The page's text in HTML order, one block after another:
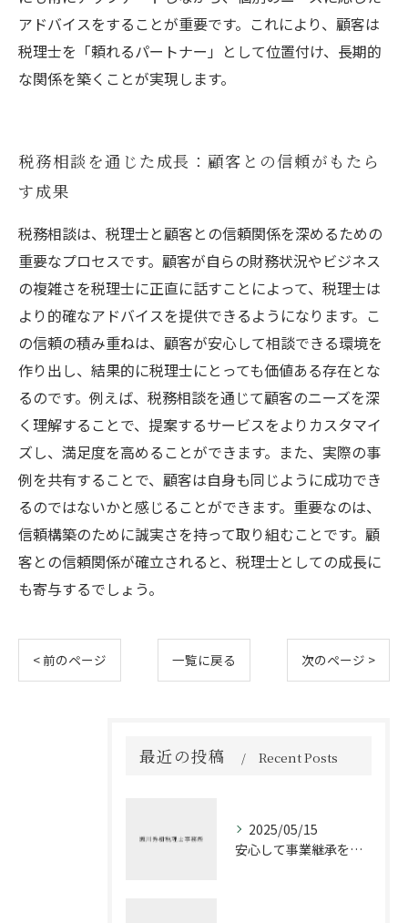
アドバイスをすることが重要です。これにより、顧客は
税理士を「頼れるパートナー」として位置付け、長期的
な関係を築くことが実現します。
税務相談を通じた成長：顧客との信頼がもたら
す成果
税務相談は、税理士と顧客との信頼関係を深めるための
重要なプロセスです。顧客が自らの財務状況やビジネス
の複雑さを税理士に正直に話すことによって、税理士は
より的確なアドバイスを提供できるようになります。こ
の信頼の積み重ねは、顧客が安心して相談できる環境を
作り出し、結果的に税理士にとっても価値ある存在とな
るのです。例えば、税務相談を通じて顧客のニーズを深
く理解することで、提案するサービスをよりカスタマイ
ズし、満足度を高めることができます。また、実際の事
例を共有することで、顧客は自身も同じように成功でき
るのではないかと感じることができます。重要なのは、
信頼構築のために誠実さを持って取り組むことです。顧
客との信頼関係が確立されると、税理士としての成長に
も寄与するでしょう。
< 前のページ 一覧に戻る 次のページ >
最近の投稿 Recent Posts
2025/05/15
安心して事業継承を進める方法